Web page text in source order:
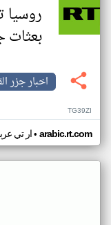
روسيا
بعثات
اخبار جزر
TG39ZI
ار تي• arabic.rt.com